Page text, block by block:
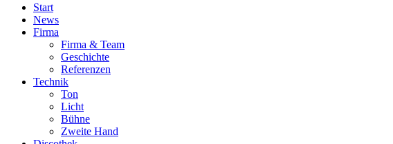
Start
News
Firma
Firma & Team
Geschichte
Referenzen
Technik
Ton
Licht
Bühne
Zweite Hand